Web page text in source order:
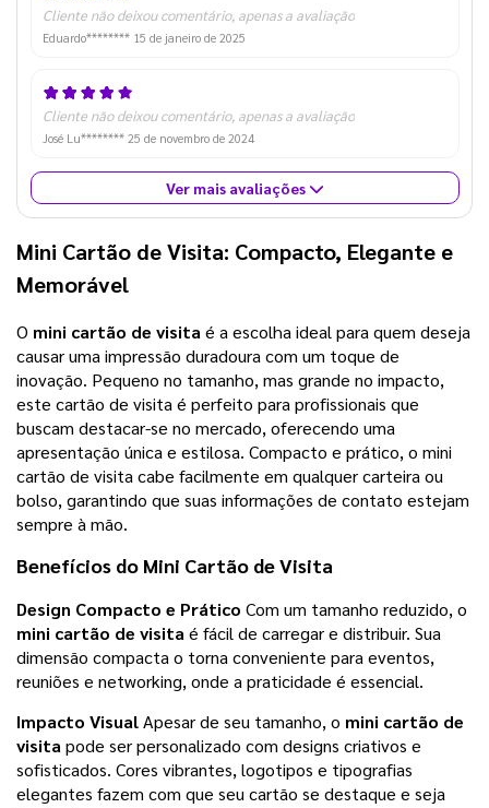
Cliente não deixou comentário, apenas a avaliação
Eduardo******** 15 de janeiro de 2025
Cliente não deixou comentário, apenas a avaliação
José Lu******** 25 de novembro de 2024
Ver mais avaliações
Mini Cartão de Visita: Compacto, Elegante e
Memorável
O mini cartão de visita é a escolha ideal para quem deseja
causar uma impressão duradoura com um toque de
inovação. Pequeno no tamanho, mas grande no impacto,
este cartão de visita é perfeito para profissionais que
buscam destacar-se no mercado, oferecendo uma
apresentação única e estilosa. Compacto e prático, o mini
cartão de visita cabe facilmente em qualquer carteira ou
bolso, garantindo que suas informações de contato estejam
sempre à mão.
Benefícios do Mini Cartão de Visita
Design Compacto e Prático Com um tamanho reduzido, o
mini cartão de visita é fácil de carregar e distribuir. Sua
dimensão compacta o torna conveniente para eventos,
reuniões e networking, onde a praticidade é essencial.
Impacto VisualApesar de seu tamanho, o mini cartão de
visita pode ser personalizado com designs criativos e
sofisticados. Cores vibrantes, logotipos e tipografias
elegantes fazem com que seu cartão se destaque e seja